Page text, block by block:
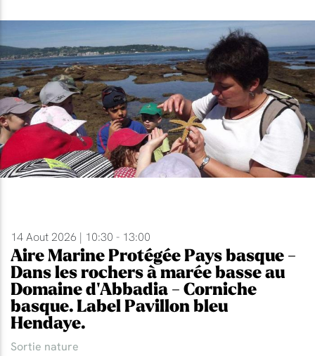
14 Aout 2026 | 10:30 - 13:00
Aire Marine Protégée Pays basque -
Dans les rochers à marée basse au
Domaine d'Abbadia - Corniche
basque. Label Pavillon bleu
Hendaye.
Sortie nature